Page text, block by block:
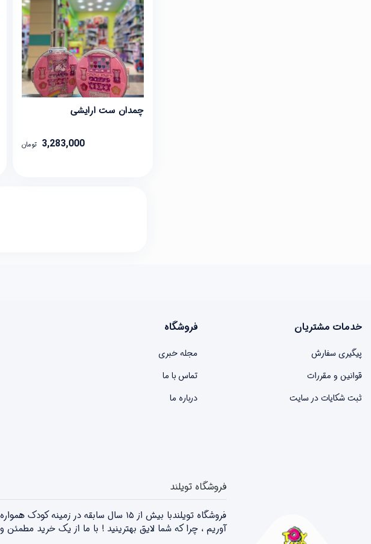
چمدان ست ارایشی
3,283,000 تومان
خدمات مشتریان
پیگیری سفارش
قوانین و مقررات
ثبت شکایات در سایت
فروشگاه
مجله خبری
تماس با ما
درباره ما
فروشگاه تویلند
فروشگاه تویلندبا بیش از ۱۵ سال
آوریم ، چرا که شما لایق بهترینید ! با ما از یک خرید مطمئن